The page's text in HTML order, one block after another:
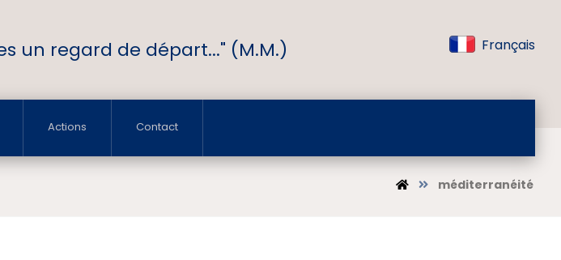
un regard de départ..." (M.M.) Français
Actions Contact
méditerranéité